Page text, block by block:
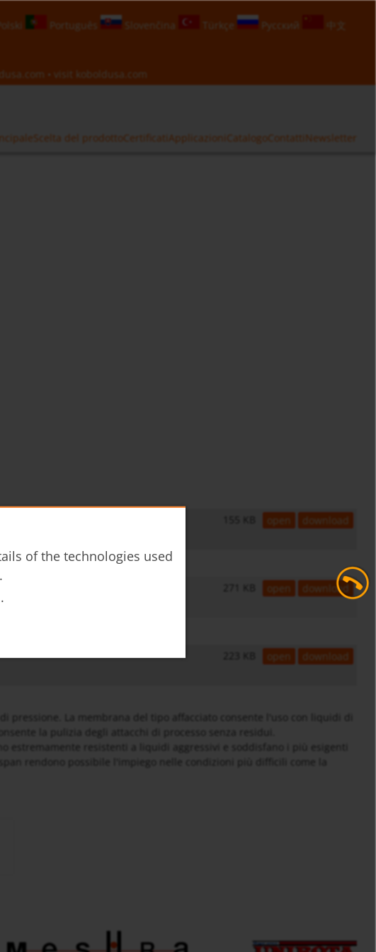
Português Slovenčina Türkçe Русский
中文
• visit koboldusa.com
Scelta del prodottoCertificati Applicazioni CatalogoContatti Newsletter
155 KB open download
271 KB open download
223 KB open download
La membrana del tipo affacciato consente l'uso con liquidi di
la pulizia degli attacchi di processo senza residui.
estremamente resistenti a liquidi aggressivi e soddisfano i più esigenti
rendono possibile l'impiego nelle condizioni più difficili come la
of the technologies used